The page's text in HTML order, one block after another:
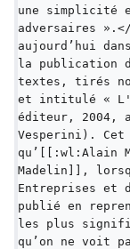
une simplicité
adversaires
aujourd’hui
la publication
textes, tirés
et intitulé «
éditeur, 2004,
Vesperini). Cet
qu’[[:wl:Alain
Madelin]],
Entreprises et
publié en
les plus
qu’on ne voit